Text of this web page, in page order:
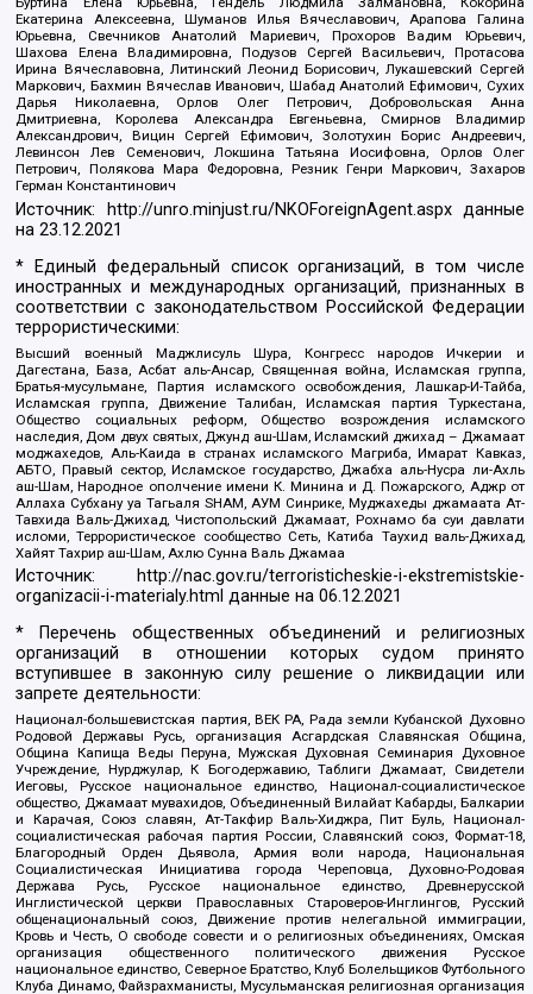
Екатерина Алексеевна, Шуманов Илья Вячеславович, Арапова Галина
Юрьевна, Свечников Анатолий Мариевич, Прохоров Вадим Юрьевич,
Шахова Елена Владимировна, Подузов Сергей Васильевич, Протасова
Ирина Вячеславовна, Литинский Леонид Борисович, Лукашевский Сергей
Маркович, Бахмин Вячеслав Иванович, Шабад Анатолий Ефимович, Сухих
Дарья Николаевна, Орлов Олег Петрович, Добровольская Анна
Дмитриевна, Королева Александра Евгеньевна, Смирнов Владимир
Александрович, Вицин Сергей Ефимович, Золотухин Борис Андреевич,
Левинсон Лев Семенович, Локшина Татьяна Иосифовна, Орлов Олег
Петрович, Полякова Мара Федоровна, Резник Генри Маркович, Захаров
Герман Константинович
Источник: http://unro.minjust.ru/NKOForeignAgent.aspxданные
на23.12.2021
* Единый федеральный список организаций, в том числе
иностранных и международных организаций, признанных в
соответствии с законодательством Российской Федерации
террористическими:
Высший военный Маджлисуль Шура, Конгресс народов Ичкерии и
Дагестана, База, Асбат аль-Ансар, Священная война, Исламская группа,
Братья-мусульмане, Партия исламского освобождения, Лашкар-И-Тайба,
Исламская группа, Движение Талибан, Исламская партия Туркестана,
Общество социальных реформ, Общество возрождения исламского
наследия, Дом двух святых, Джунд аш-Шам, Исламский джихад – Джамаат
моджахедов, Аль-Каида в странах исламского Магриба, Имарат Кавказ,
АБТО, Правый сектор, Исламское государство, Джабха аль-Нусра ли-Ахль
аш-Шам, Народное ополчение имени К. Минина и Д. Пожарского, Аджр от
Аллаха Субхану уа Тагьаля SHAM, АУМ Синрике, Муджахеды джамаата Ат-
Тавхида Валь-Джихад, Чистопольский Джамаат, Рохнамо ба суи давлати
исломи, Террористическое сообщество Сеть, Катиба Таухид валь-Джихад,
Хайят Тахрир аш-Шам, Ахлю Сунна Валь Джамаа
Источник:
http://nac.gov.ru/terroristicheskie-i-ekstremistskie-
organizacii-i-materialy.html данные на06.12.2021
* Перечень общественных объединений и религиозных
организаций в отношении которых судом принято
вступившее в законную силу решение о ликвидации или
запрете деятельности:
Национал-большевистская партия, ВЕК РА, Рада земли Кубанской Духовно
Родовой Державы Русь, организация Асгардская Славянская Община,
Община Капища Веды Перуна, Мужская Духовная Семинария Духовное
Учреждение, Нурджулар, К Богодержавию, Таблиги Джамаат, Свидетели
Иеговы, Русское национальное единство, Национал-социалистическое
общество, Джамаат мувахидов, Объединенный Вилайат Кабарды, Балкарии
и Карачая, Союз славян, Ат-Такфир Валь-Хиджра, Пит Буль, Национал-
социалистическая рабочая партия России, Славянский союз, Формат-18,
Благородный Орден Дьявола, Армия воли народа, Национальная
Социалистическая Инициатива города Череповца, Духовно-Родовая
Держава Русь, Русское национальное единство, Древнерусской
Инглистической церкви Православных Староверов-Инглингов, Русский
общенациональный союз, Движение против нелегальной иммиграции,
Кровь и Честь, О свободе совести и о религиозных объединениях, Омская
организация общественного политического движения Русское
национальное единство, Северное Братство, Клуб Болельщиков Футбольного
Клуба Динамо, Файзрахманисты, Мусульманская религиозная организация